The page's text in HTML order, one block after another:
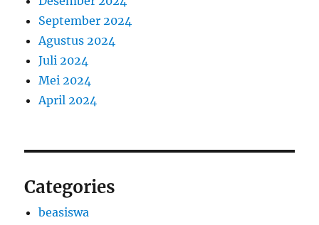
September 2024
Agustus 2024
Juli 2024
Mei 2024
April 2024
Categories
beasiswa